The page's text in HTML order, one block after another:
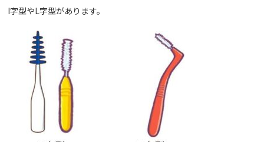
I字型やL字型があります。